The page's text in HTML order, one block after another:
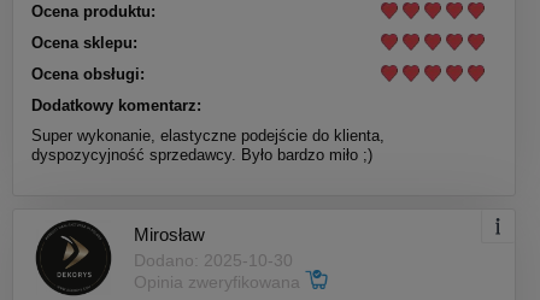
Ocena produktu:
Ocena sklepu:
Ocena obsługi:
Dodatkowy komentarz:
Super wykonanie, elastyczne podejście do klienta,
dyspozycyjność sprzedawcy. Było bardzo miło ;)
Mirosław
Dodano: 2025-10-30
Opinia zweryfikowana